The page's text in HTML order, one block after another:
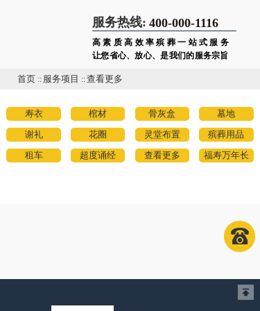
服务热线: 400-000-1116
高素质高效率殡葬一站式服务
让您省心、放心、是我们的服务宗旨
首页 :: 服务项目 ::查看更多
寿衣 棺材 骨灰盒 墓地
谢礼 花圈 灵堂布置 殡葬用品
租车 超度诵经 查看更多 福寿万年长